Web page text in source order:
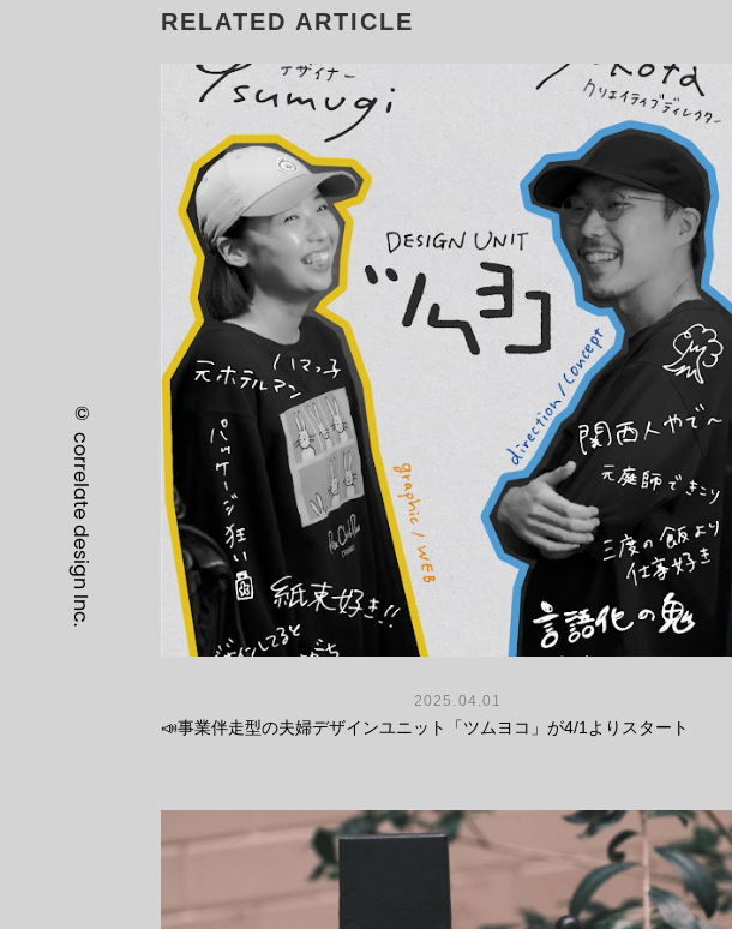
©
correlate design Inc.
RELATED ARTICLE
2025.04.01
📣事業伴走型の夫婦デザインユニット「ツムヨコ」が4/1よりスタート